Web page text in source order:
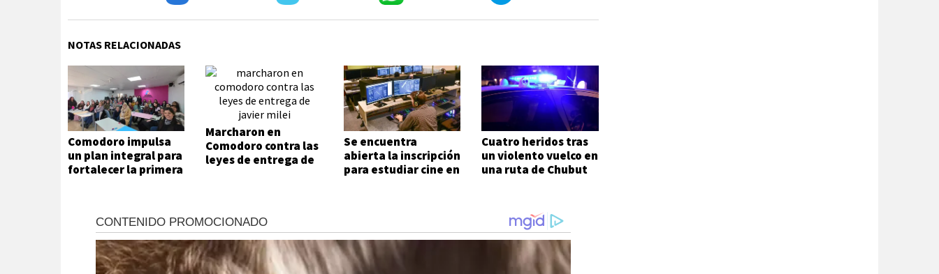
NOTAS RELACIONADAS
Comodoro impulsa
un plan integral para
fortalecer la primera
Marcharon en
Comodoro contra las
leyes de entrega de
Se encuentra
abierta la inscripción
para estudiar cine en
Cuatro heridos tras
un violento vuelco en
una ruta de Chubut